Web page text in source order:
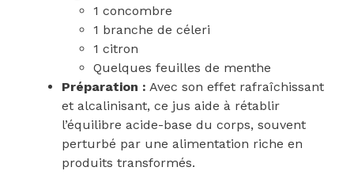
1 concombre
1 branche de céleri
1 citron
Quelques feuilles de menthe
Préparation : Avec son effet rafraîchissant
et alcalinisant, ce jus aide à rétablir
l’équilibre acide-base du corps, souvent
perturbé par une alimentation riche en
produits transformés.